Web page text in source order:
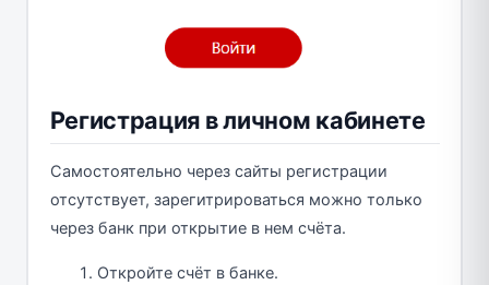
Регистрация в личном кабинете
Самостоятельно через сайты регистрации
отсутствует, зарегитрироваться можно только
через банк при открытие в нем счёта.
Откройте счёт в банке.